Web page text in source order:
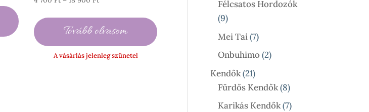
-
18
900 Ft
Tovább olvasom
A vásárlás jelenleg szünetel
Félcsatos Hordozók
99
Termék
Mei Tai 77
Termék
Onbuhimo 22
Kendők 2121
Termék
Fürdős Kendők 88
Termék
Karikás Kendők 77